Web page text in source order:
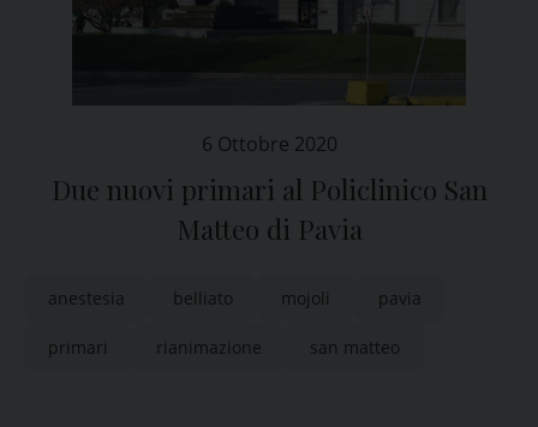
6 Ottobre 2020
Due nuovi primari al Policlinico San
Matteo di Pavia
anestesia belliato mojoli pavia
primari rianimazione san matteo